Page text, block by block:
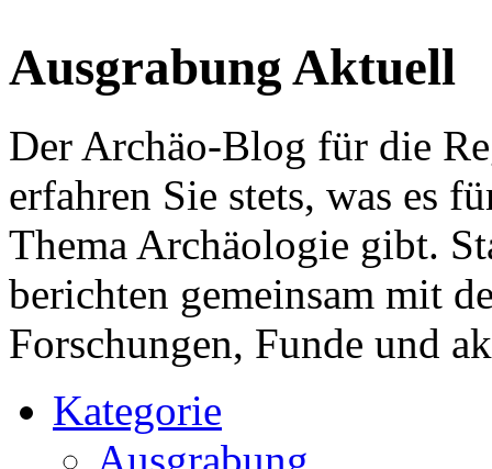
Ausgrabung Aktuell
Der Archäo-Blog für die
erfahren Sie stets, was es
Thema Archäologie gibt.
berichten gemeinsam mit
Forschungen, Funde und
Kategorie
Ausgrabung